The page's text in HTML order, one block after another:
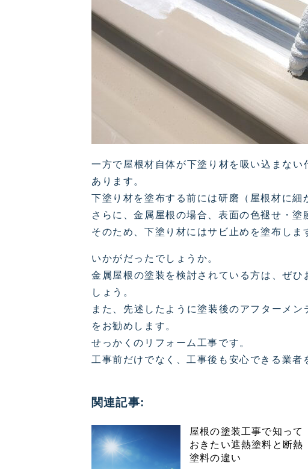
一方で屋根材自体が下塗り材を吸い込まな
あります。
下塗り材を塗布する前には研磨（屋根材に細
さらに、金属屋根の場合、表面の色褪せ・塗
そのため、下塗り材にはサビ止めを塗布しま
いかがだったでしょうか。
金属屋根の塗装を検討されている方は、ぜ
しょう。
また、先述したように塗装後のアフターメ
をお勧めします。
せっかくのリフォーム工事です。
工事前だけでなく、工事後も安心できる業者
関連記事:
屋根の塗装工事で知って
おきたい遮熱塗料と断熱
塗料の違い